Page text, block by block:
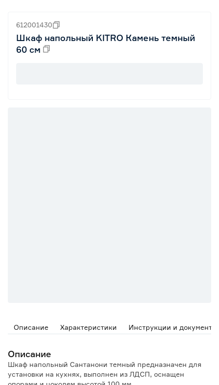
612001430
Шкаф напольный KITRO Камень темный
60 см
Описание Характеристики Инструкции и документы
Описание
Шкаф напольный Сантанони темный предназначен для
установки на кухнях, выполнен из ЛДСП, оснащен